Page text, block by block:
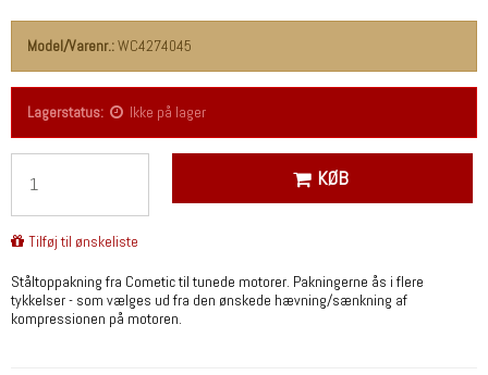
Model/Varenr.:WC4274045
Lagerstatus: Ikke på lager
KØB
Tilføj til ønskeliste
Ståltoppakning fra Cometic til tunede motorer. Pakningerne ås i flere
tykkelser - som vælges ud fra den ønskede hævning/sænkning af
kompressionen på motoren.